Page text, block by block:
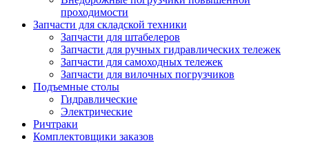
проходимости
Запчасти для складской техники
Запчасти для штабелеров
Запчасти для ручных гидравлических тележек
Запчасти для самоходных тележек
Запчасти для вилочных погрузчиков
Подъемные столы
Гидравлические
Электрические
Ричтраки
Комплектовщики заказов